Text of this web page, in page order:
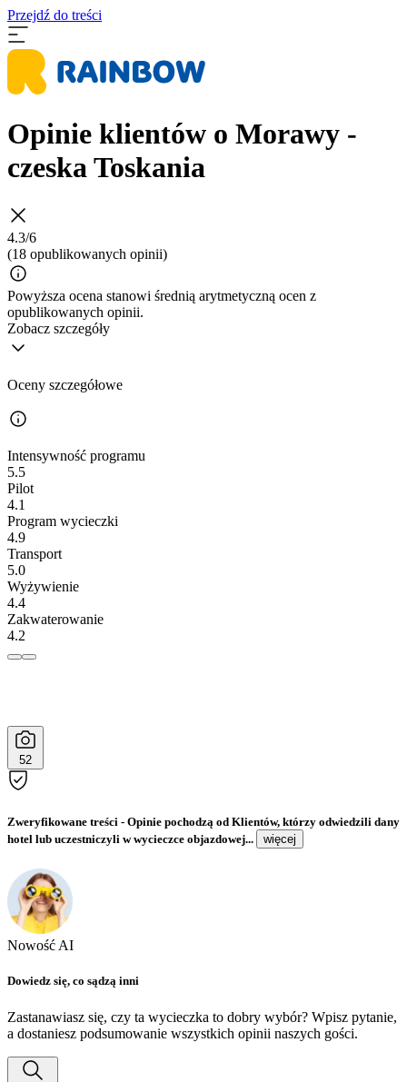
Przejdź do treści
Opinie klientów o Morawy -
czeska Toskania
4.3/6
(18 opublikowanych opinii)
Powyższa ocena stanowi średnią arytmetyczną ocen z
opublikowanych opinii.
Zobacz szczegóły
Oceny szczegółowe
Intensywność programu
5.5
Pilot
4.1
Program wycieczki
4.9
Transport
5.0
Wyżywienie
4.4
Zakwaterowanie
4.2
52
Zweryfikowane treści - Opinie pochodzą od Klientów, którzy odwiedzili dany
hotel lub uczestniczyli w wycieczce objazdowej...
więcej
Nowość AI
Dowiedz się, co sądzą inni
Zastanawiasz się, czy ta wycieczka to dobry wybór? Wpisz pytanie,
a dostaniesz podsumowanie wszystkich opinii naszych gości.